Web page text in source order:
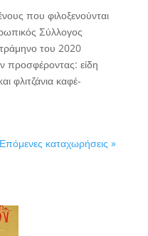
που φιλοξενούνται
Σύλλογος
του 2020
προσφέροντας: είδη
φλιτζάνια καφέ-
Επόμενες καταχωρήσεις »